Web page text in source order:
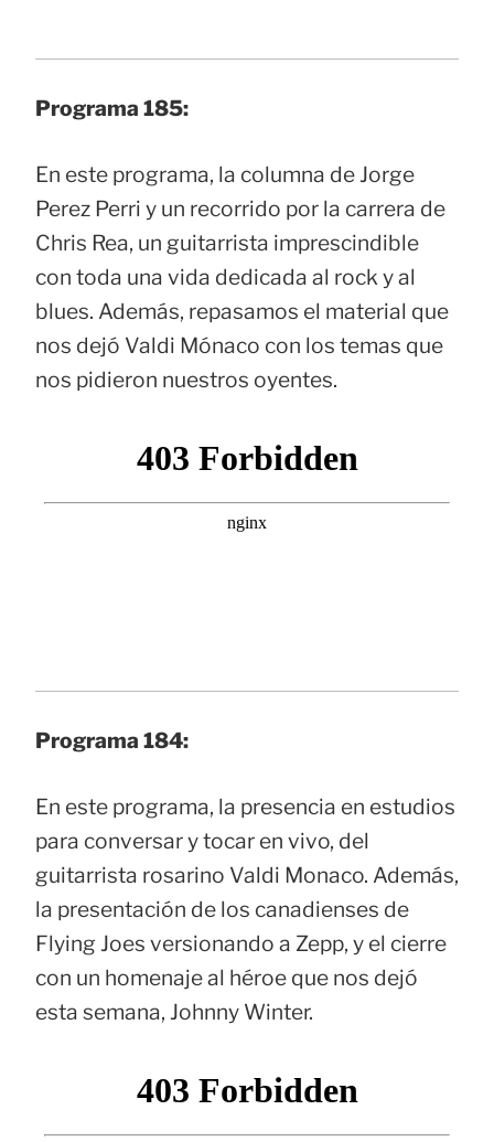
Programa 185:
En este programa, la columna de Jorge
Perez Perri y un recorrido por la carrera de
Chris Rea, un guitarrista imprescindible
con toda una vida dedicada al rock y al
blues. Además, repasamos el material que
nos dejó Valdi Mónaco con los temas que
nos pidieron nuestros oyentes.
Programa 184:
En este programa, la presencia en estudios
para conversar y tocar en vivo, del
guitarrista rosarino Valdi Monaco. Además,
la presentación de los canadienses de
Flying Joes versionando a Zepp, y el cierre
con un homenaje al héroe que nos dejó
esta semana, Johnny Winter.